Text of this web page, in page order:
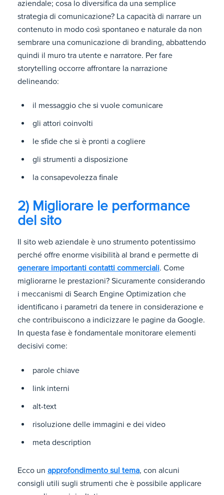
aziendale; cosa lo diversifica da una semplice
strategia di comunicazione? La capacità di narrare un
contenuto in modo così spontaneo e naturale da non
sembrare una comunicazione di branding, abbattendo
quindi il muro tra utente e narratore. Per fare
storytelling occorre affrontare la narrazione
delineando:
il messaggio che si vuole comunicare
gli attori coinvolti
le sfide che si è pronti a cogliere
gli strumenti a disposizione
la consapevolezza finale
2) Migliorare le performance
del sito
Il sito web aziendale è uno strumento potentissimo
perché offre enorme visibilità al brand e permette di
generare importanti contatti commerciali. Come
migliorarne le prestazioni? Sicuramente considerando
i meccanismi di Search Engine Optimization che
identificano i parametri da tenere in considerazione e
che contribuiscono a indicizzare le pagine da Google.
In questa fase è fondamentale monitorare elementi
decisivi come:
parole chiave
link interni
alt-text
risoluzione delle immagini e dei video
meta description
Ecco un approfondimento sul tema, con alcuni
consigli utili sugli strumenti che è possibile applicare